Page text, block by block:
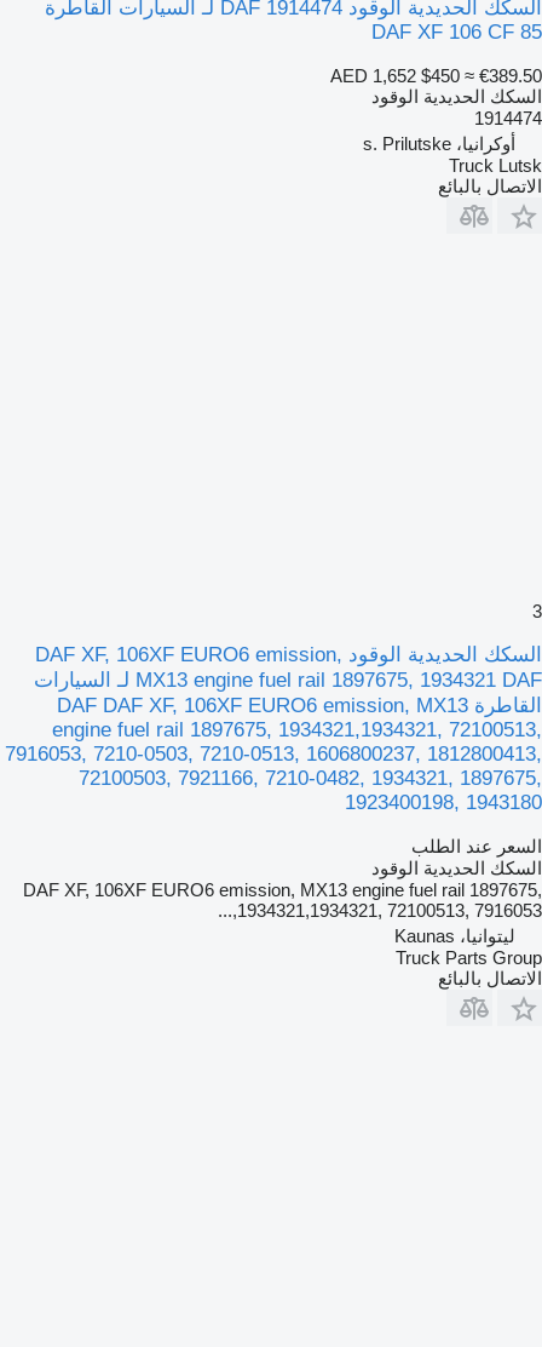
السكك الحديدية الوقود DAF 1914474 لـ السيارات القاطرة
DAF XF 106 CF 85
AED 1,652 $450 ≈ €389.50
السكك الحديدية الوقود
1914474
أوكرانيا، s. Prilutske
Truck Lutsk
الاتصال بالبائع
3
السكك الحديدية الوقود DAF XF, 106XF EURO6 emission,
MX13 engine fuel rail 1897675, 1934321 DAF لـ السيارات
القاطرة DAF DAF XF, 106XF EURO6 emission, MX13
engine fuel rail 1897675, 1934321,1934321, 72100513,
7916053, 7210-0503, 7210-0513, 1606800237, 1812800413,
72100503, 7921166, 7210-0482, 1934321, 1897675,
1923400198, 1943180
السعر عند الطلب
السكك الحديدية الوقود
DAF XF, 106XF EURO6 emission, MX13 engine fuel rail 1897675,
1934321,1934321, 72100513, 7916053,...
ليتوانيا، Kaunas
Truck Parts Group
الاتصال بالبائع